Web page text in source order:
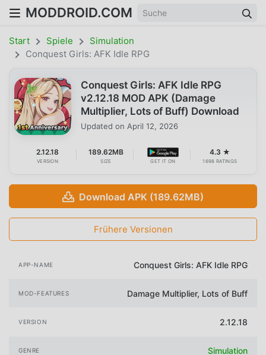
MODDROID.COM
Start Spiele
Simulation
Conquest Girls: AFK Idle RPG
Conquest Girls: AFK Idle RPG
v2.12.18 MOD APK (Damage
Multiplier, Lots of Buff) Download
Updated on April 12, 2026
2.12.18
VERSION
189.62MB
SIZE GET IT ON
4.3 ★
1698 RATINGS
Download APK (189.62MB)
Frühere Versionen
APP-NAME Conquest Girls: AFK Idle RPG
MOD-FEATURES Damage Multiplier, Lots of Buff
VERSION 2.12.18
GENRE Simulation